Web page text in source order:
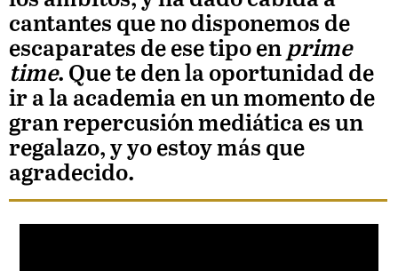
cantantes que no disponemos de
escaparates de ese tipo en prime
time. Que te den la oportunidad de
ir a la academia en un momento de
gran repercusión mediática es un
regalazo, y yo estoy más que
agradecido.